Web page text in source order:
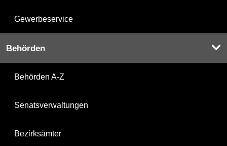
Gewerbeservice
Behörden
Behörden A-Z
Senatsverwaltungen
Bezirksämter